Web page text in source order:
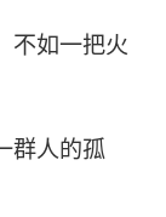
不如一把火
群人的孤